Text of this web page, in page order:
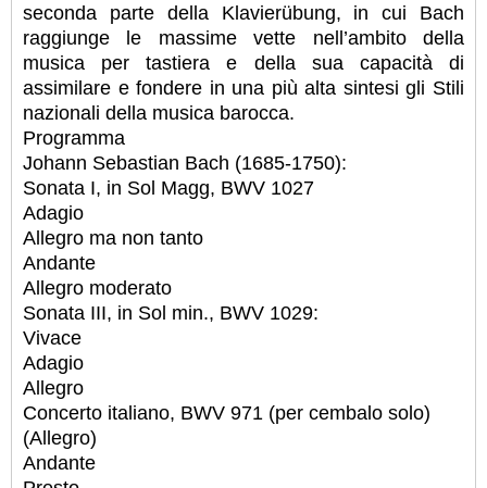
seconda parte della Klavierübung, in cui Bach
raggiunge le massime vette nell’ambito della
musica per tastiera e della sua capacità di
assimilare e fondere in una più alta sintesi gli Stili
nazionali della musica barocca.
Programma
Johann Sebastian Bach (1685-1750):
Sonata I, in Sol Magg, BWV 1027
Adagio
Allegro ma non tanto
Andante
Allegro moderato
Sonata III, in Sol min., BWV 1029:
Vivace
Adagio
Allegro
Concerto italiano, BWV 971 (per cembalo solo)
(Allegro)
Andante